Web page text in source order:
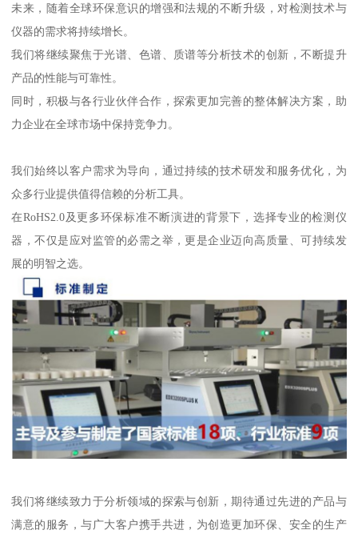
未来，随着全球环保意识的增强和法规的不断升级，对检测技术与
仪器的需求将持续增长。
我们将继续聚焦于光谱、色谱、质谱等分析技术的创新，不断提升
产品的性能与可靠性。
同时，积极与各行业伙伴合作，探索更加完善的整体解决方案，助
力企业在全球市场中保持竞争力。
我们始终以客户需求为导向，通过持续的技术研发和服务优化，为
众多行业提供值得信赖的分析工具。
在RoHS2.0及更多环保标准不断演进的背景下，选择专业的检测仪
器，不仅是应对监管的必需之举，更是企业迈向高质量、可持续发
展的明智之选。
我们将继续致力于分析领域的探索与创新，期待通过先进的产品与
满意的服务，与广大客户携手共进，为创造更加环保、安全的生产